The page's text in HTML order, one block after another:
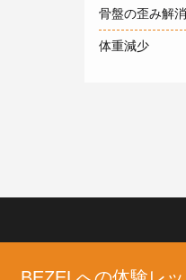
骨盤の歪み解消
体重減少